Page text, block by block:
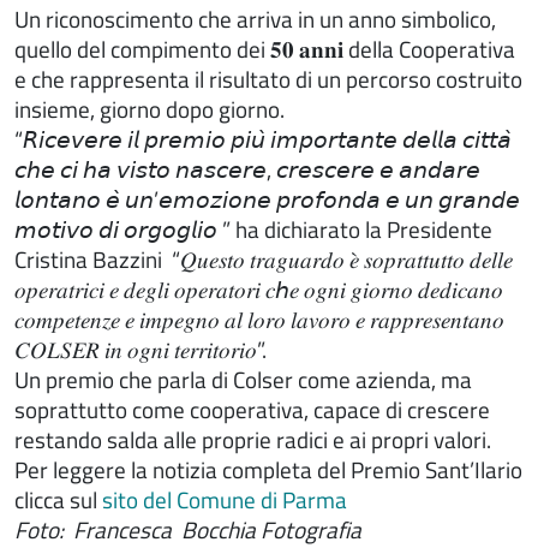
Un riconoscimento che arriva in un anno simbolico,
quello del compimento dei 𝟓𝟎 𝐚𝐧𝐧𝐢 della Cooperativa
e che rappresenta il risultato di un percorso costruito
insieme, giorno dopo giorno.
“𝘙𝘪𝘤𝘦𝘷𝘦𝘳𝘦 𝘪𝘭 𝘱𝘳𝘦𝘮𝘪𝘰 𝘱𝘪𝘶̀ 𝘪𝘮𝘱𝘰𝘳𝘵𝘢𝘯𝘵𝘦 𝘥𝘦𝘭𝘭𝘢 𝘤𝘪𝘵𝘵𝘢̀
𝘤𝘩𝘦 𝘤𝘪 𝘩𝘢 𝘷𝘪𝘴𝘵𝘰 𝘯𝘢𝘴𝘤𝘦𝘳𝘦, 𝘤𝘳𝘦𝘴𝘤𝘦𝘳𝘦 𝘦 𝘢𝘯𝘥𝘢𝘳𝘦
𝘭𝘰𝘯𝘵𝘢𝘯𝘰 𝘦̀ 𝘶𝘯’𝘦𝘮𝘰𝘻𝘪𝘰𝘯𝘦 𝘱𝘳𝘰𝘧𝘰𝘯𝘥𝘢 𝘦 𝘶𝘯 𝘨𝘳𝘢𝘯𝘥𝘦
𝘮𝘰𝘵𝘪𝘷𝘰 𝘥𝘪 𝘰𝘳𝘨𝘰𝘨𝘭𝘪𝘰 ” ha dichiarato la Presidente
Cristina Bazzini “𝑄𝑢𝑒𝑠𝑡𝑜 𝑡𝑟𝑎𝑔𝑢𝑎𝑟𝑑𝑜 𝑒̀ 𝑠𝑜𝑝𝑟𝑎𝑡𝑡𝑢𝑡𝑡𝑜 𝑑𝑒𝑙𝑙𝑒
𝑜𝑝𝑒𝑟𝑎𝑡𝑟𝑖𝑐𝑖 𝑒 𝑑𝑒𝑔𝑙𝑖 𝑜𝑝𝑒𝑟𝑎𝑡𝑜𝑟𝑖 𝑐ℎ𝑒 𝑜𝑔𝑛𝑖 𝑔𝑖𝑜𝑟𝑛𝑜 𝑑𝑒𝑑𝑖𝑐𝑎𝑛𝑜
𝑐𝑜𝑚𝑝𝑒𝑡𝑒𝑛𝑧𝑒 𝑒 𝑖𝑚𝑝𝑒𝑔𝑛𝑜 𝑎𝑙 𝑙𝑜𝑟𝑜 𝑙𝑎𝑣𝑜𝑟𝑜 𝑒 𝑟𝑎𝑝𝑝𝑟𝑒𝑠𝑒𝑛𝑡𝑎𝑛𝑜
𝐶𝑂𝐿𝑆𝐸𝑅 𝑖𝑛 𝑜𝑔𝑛𝑖 𝑡𝑒𝑟𝑟𝑖𝑡𝑜𝑟𝑖𝑜”.
Un premio che parla di Colser come azienda, ma
soprattutto come cooperativa, capace di crescere
restando salda alle proprie radici e ai propri valori.
Per leggere la notizia completa del Premio Sant’Ilario
clicca sul sito del Comune di Parma
Foto: Francesca Bocchia Fotografia